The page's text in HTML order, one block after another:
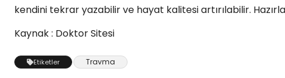
kendini tekrar yazabilir ve hayat kalitesi artırılabilir.
Kaynak : Doktor Sitesi
Etiketler Travma